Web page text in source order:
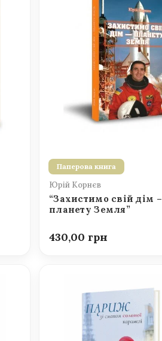
Паперова книга
Юрій Корнєв
“Захистимо свій дім –
планету Земля”
430,00